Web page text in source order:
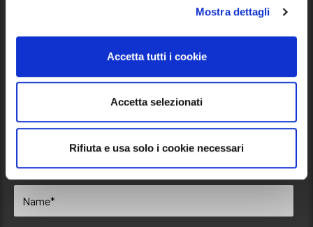
Mostra dettagli
Accetta tutti i cookie
Accetta selezionati
Rifiuta e usa solo i cookie necessari
News, Veranstaltungen und Informationen über unseren
Folgen Sie uns
Melden Sie sich für unseren Newsletter an